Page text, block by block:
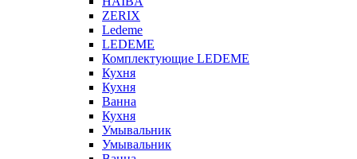
ZERIX
Ledeme
LEDEME
Комплектующие LEDEME
Кухня
Кухня
Ванна
Кухня
Умывальник
Умывальник